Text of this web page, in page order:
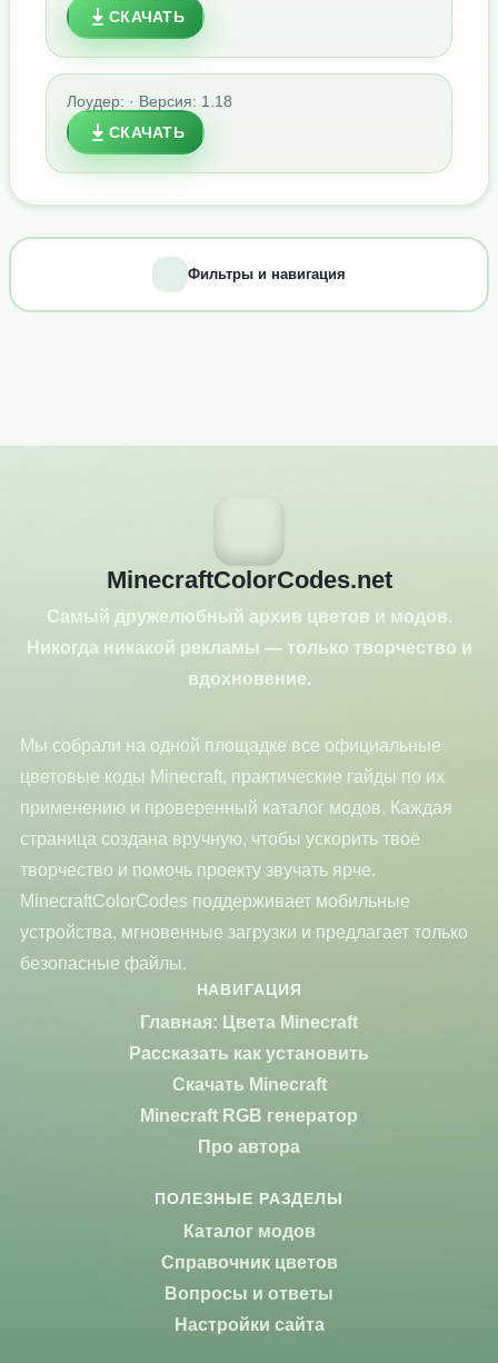
СКАЧАТЬ
Лоудер: · Версия: 1.18
СКАЧАТЬ
Фильтры и навигация
MinecraftColorCodes.net
Самый дружелюбный архив цветов и модов.
Никогда никакой рекламы — только творчество и
вдохновение.
Мы собрали на одной площадке все официальные
цветовые коды Minecraft, практические гайды по их
применению и проверенный каталог модов. Каждая
страница создана вручную, чтобы ускорить твоё
творчество и помочь проекту звучать ярче.
MinecraftColorCodes поддерживает мобильные
устройства, мгновенные загрузки и предлагает только
безопасные файлы.
НАВИГАЦИЯ
Главная: Цвета Minecraft
Рассказать как установить
Скачать Minecraft
Minecraft RGB генератор
Про автора
ПОЛЕЗНЫЕ РАЗДЕЛЫ
Каталог модов
Справочник цветов
Вопросы и ответы
Настройки сайта